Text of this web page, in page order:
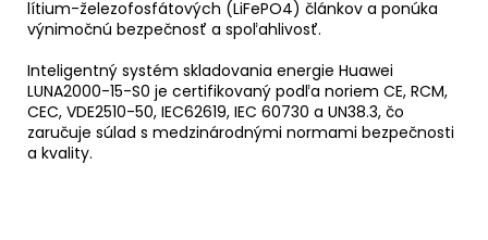
lítium-železofosfátových (LiFePO4) článkov a ponúka
výnimočnú bezpečnosť a spoľahlivosť.
Inteligentný systém skladovania energie Huawei
LUNA2000-15-S0 je certifikovaný podľa noriem CE, RCM,
CEC, VDE2510-50, IEC62619, IEC 60730 a UN38.3, čo
zaručuje súlad s medzinárodnými normami bezpečnosti
a kvality.